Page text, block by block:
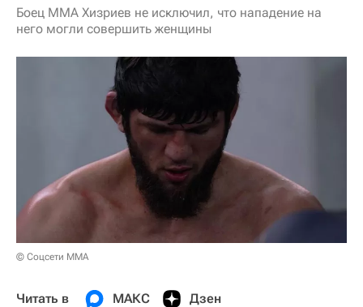
Боец MMA Хизриев не исключил, что нападение на
него могли совершить женщины
© Соцсети ММА
Читать в МАКС Дзен